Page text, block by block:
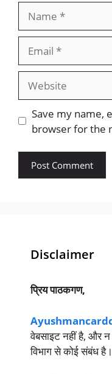
Website
Save my name,
browser for the
Disclaimer
प्रिय पाठकगण,
वेबसाइट नहीं है, और न
विभाग से कोई संबंध है।